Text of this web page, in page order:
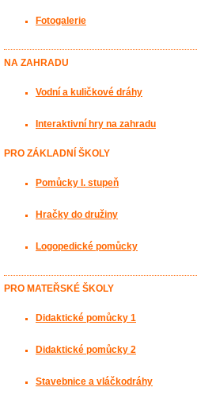
Fotogalerie
NA ZAHRADU
Vodní a kuličkové dráhy
Interaktivní hry na zahradu
PRO ZÁKLADNÍ ŠKOLY
Pomůcky I. stupeň
Hračky do družiny
Logopedické pomůcky
PRO MATEŘSKÉ ŠKOLY
Didaktické pomůcky 1
Didaktické pomůcky 2
Stavebnice a vláčkodráhy